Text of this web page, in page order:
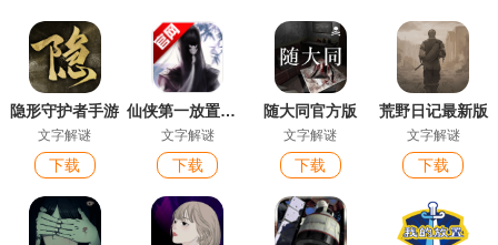
隐形守护者手游
文字解谜
下载
仙侠第一放置官方版
文字解谜
下载
随大同官方版
文字解谜
下载
荒野日记最新版
文字解谜
下载